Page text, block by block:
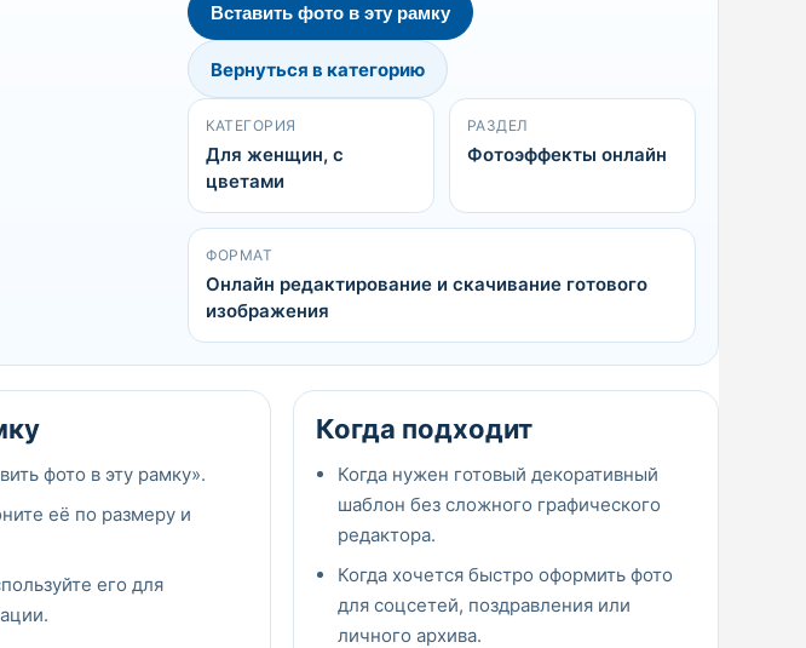
Вставить фото в эту рамку
Вернуться в категорию
КАТЕГОРИЯ
Для женщин, с
цветами
РАЗДЕЛ
Фотоэффекты онлайн
ФОРМАТ
Онлайн редактирование и скачивание готового
изображения
фото в эту рамку».
её по размеру и
его для
Когда подходит
Когда нужен готовый декоративный
шаблон без сложного графического
редактора.
Когда хочется быстро оформить фото
для соцсетей, поздравления или
личного архива.